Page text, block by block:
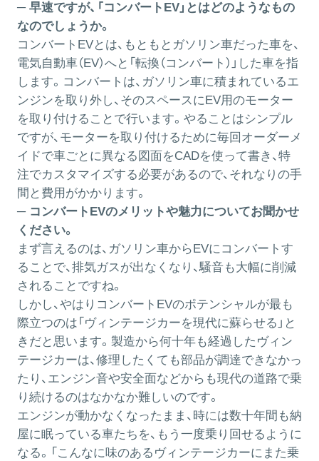
─ 早速ですが、「コンバートEV」とはどのようなもの
なのでしょうか。
コンバートEVとは、もともとガソリン車だった車を、
電気自動車（EV）へと「転換（コンバート）」した車を指
します。コンバートは、ガソリン車に積まれているエ
ンジンを取り外し、そのスペースにEV用のモーター
を取り付けることで行います。やることはシンプル
ですが、モーターを取り付けるために毎回オーダーメ
イドで車ごとに異なる図面をCADを使って書き、特
注でカスタマイズする必要があるので、それなりの手
間と費用がかかります。
─ コンバートEVのメリットや魅力についてお聞かせ
ください。
まず言えるのは、ガソリン車からEVにコンバートす
ることで、排気ガスが出なくなり、騒音も大幅に削減
されることですね。
しかし、やはりコンバートEVのポテンシャルが最も
際立つのは「ヴィンテージカーを現代に蘇らせる」と
きだと思います。製造から何十年も経過したヴィン
テージカーは、修理したくても部品が調達できなかっ
たり、エンジン音や安全面などからも現代の道路で乗
り続けるのはなかなか難しいのです。
エンジンが動かなくなったまま、時には数十年間も納
屋に眠っている車たちを、もう一度乗り回せるように
なる。「こんなに味のあるヴィンテージカーにまた乗